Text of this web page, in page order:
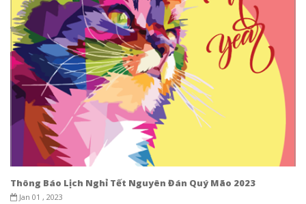
Thông Báo Lịch Nghỉ Tết Nguyên Đán Quý Mão 2023
Jan 01 , 2023